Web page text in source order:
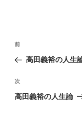
投
ナ
ビ
ゲ
過
去
投
稿
前
高田義裕の人生
次
の
次
高田義裕の人生論